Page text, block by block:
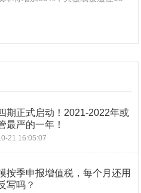
期正式启动！2021-2022年或
最严的一年！
21 16:05:07
按季申报增值税，每个月还用
写吗？